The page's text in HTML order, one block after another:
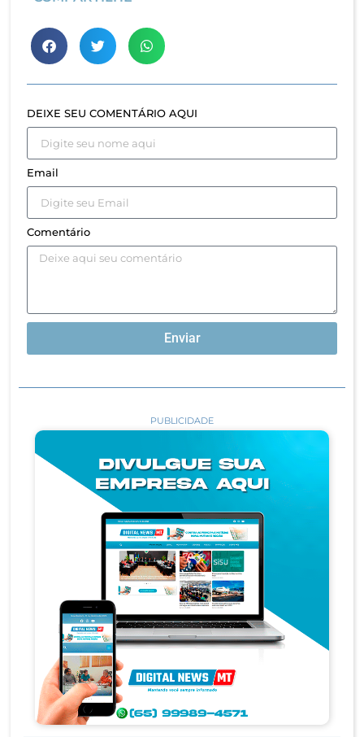
DEIXE SEU COMENTÁRIO AQUI
Email
Comentário
Enviar
PUBLICIDADE